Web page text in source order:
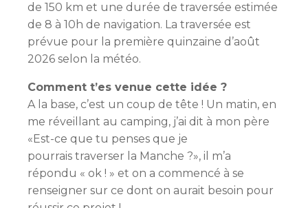
de 150 km et une durée de traversée estimée
de 8 à 10h de navigation. La traversée est
prévue pour la première quinzaine d’août
2026 selon la météo.
Comment t’es venue cette idée ?
A la base, c’est un coup de tête ! Un matin, en
me réveillant au camping, j’ai dit à mon père
«Est-ce que tu penses que je
pourrais traverser la Manche ?», il m’a
répondu « ok ! » et on a commencé à se
renseigner sur ce dont on aurait besoin pour